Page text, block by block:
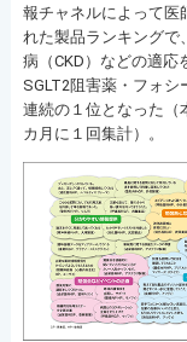
報チャネルによって医
れた製品ランキングで
病（CKD）などの適応
SGLT2阻害薬・フォシ
連続の１位となった（
カ月に１回集計）。